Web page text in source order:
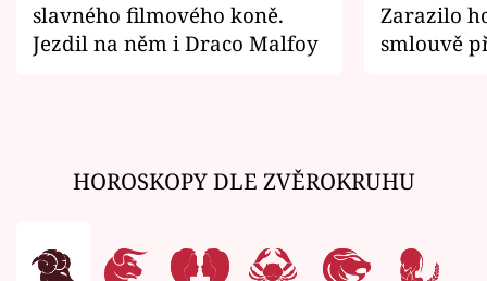
slavného filmového koně.
Jezdil na něm i Draco Malfoy
Zarazilo
smlouvě
HOROSKOPY DLE ZVĚROKRUHU